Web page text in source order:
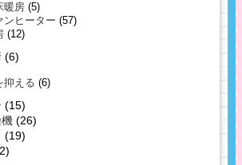
暖房 (5)
ンヒーター (57)
(12)
(6)
抑える (6)
(15)
(26)
(19)